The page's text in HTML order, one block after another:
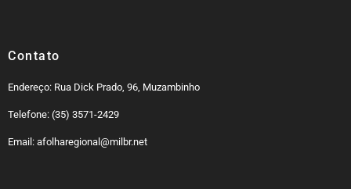
Contato
Endereço: Rua Dick Prado, 96, Muzambinho
Telefone: (35) 3571-2429
Email: afolharegional@milbr.net